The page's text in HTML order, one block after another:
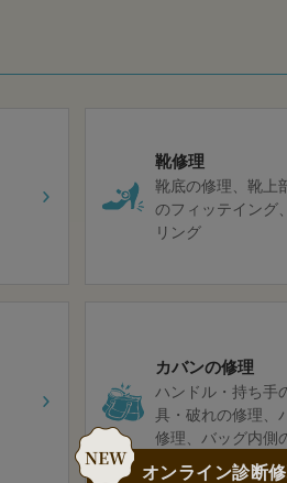
オンライン診断
靴修理
靴底の修理 靴上
のフィッテイング
リング
カバンの修理
ハンドル・持ち手
具・破れの修理
修理
バッグ内側